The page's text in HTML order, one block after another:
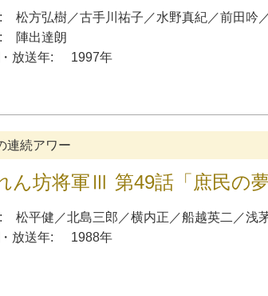
松方弘樹 ／古手川祐子 ／水野真紀 ／前田吟
陣出達朗
放送年:
1997年
連続アワー
ん坊将軍Ⅲ 第49話「庶民の
松平健 ／北島三郎 ／横内正 ／船越英二 ／浅
放送年:
1988年